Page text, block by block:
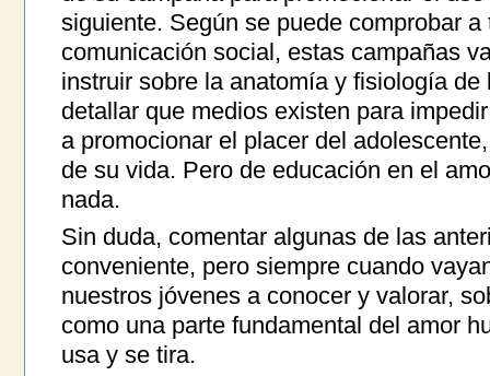
siguiente. Según se puede comprobar
comunicación social, estas campañas
instruir sobre la anatomía y fisiología
detallar que medios existen para
a promocionar el placer del
de su vida. Pero de educación en el
nada.
Sin duda, comentar algunas de las
conveniente, pero siempre cuando
nuestros jóvenes a conocer y valorar,
como una parte fundamental del amor
usa y se tira.